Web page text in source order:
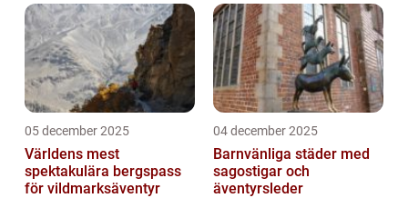
05 december 2025
Världens mest
spektakulära bergspass
för vildmarksäventyr
04 december 2025
Barnvänliga städer med
sagostigar och
äventyrsleder